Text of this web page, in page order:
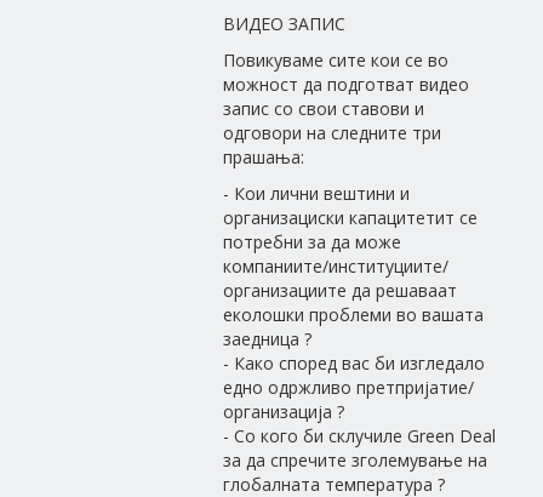
ВИДЕО ЗАПИС
Повикуваме сите кои се во
можност да подготват видео
запис со свои ставови и
одговори на следните три
прашања:
- Кои лични вештини и
организациски капацитетит се
потребни за да може
компаниите/институциите/
организациите да решаваат
еколошки проблеми во вашата
заедница ?
- Како според вас би изгледало
едно одржливо претпријатие/
организација ?
- Со кого би склучиле Green Deal
за да спречите зголемување на
глобалната температура ?